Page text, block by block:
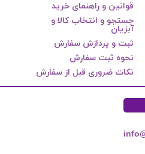
قوانین و راهنمای خرید
جستجو و انتخاب کالا و
آبزیان
ثبت و پردازش سفارش
نحوه ثبت سفارش
نکات ضروری قبل از سفارش